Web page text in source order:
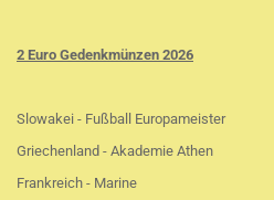
2 Euro Gedenkmünzen 2026
Slowakei - Fußball Europameister
Griechenland - Akademie Athen
Frankreich - Marine